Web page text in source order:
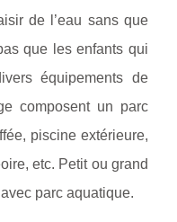
de l’eau sans que
que les enfants qui
équipements de
composent un parc
piscine extérieure,
etc. Petit ou grand
parc aquatique.